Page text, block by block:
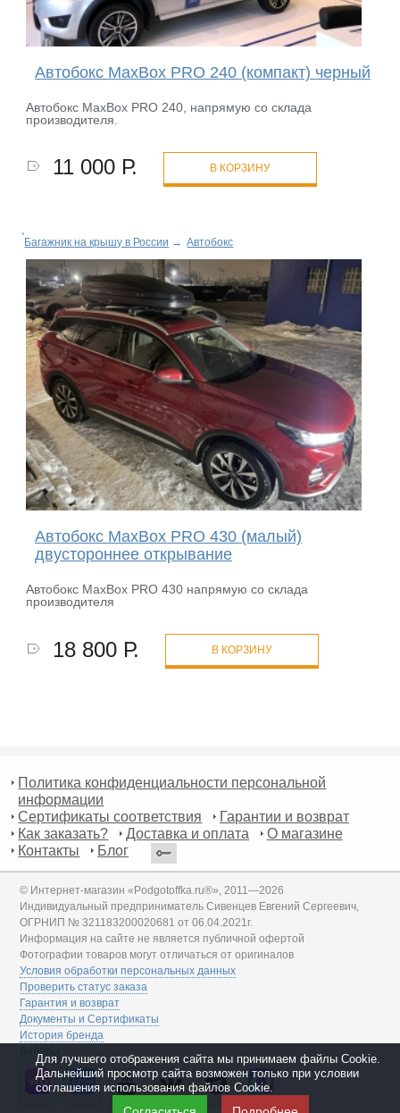
Автобокс MaxBox PRO 240 (компакт) черный
Автобокс MaxBox PRO 240, напрямую со склада
производителя.
11 000 Р. В КОРЗИНУ
Багажник на крышу в России → Автобокс
Автобокс MaxBox PRO 430 (малый)
двустороннее открывание
Автобокс MaxBox PRO 430 напрямую со склада
производителя
18 800 Р. В КОРЗИНУ
Политика конфиденциальности персональной
информации
Сертификаты соответствия
Гарантии и возврат
Как заказать?
Доставка и оплата
О магазине
Контакты
Блог
© Интернет-магазин «Podgotoffka.ru®», 2011—2026
Индивидуальный предприниматель Сивенцев Евгений Сергеевич,
ОГРНИП № 321183200020681 от 06.04.2021г.
Информация на сайте не является публичной офертой
Фотографии товаров могут отличаться от оригиналов
Условия обработки персональных данных
Проверить статус заказа
Гарантия и возврат
Документы и Сертификаты
История бренда
Для лучшего отображения сайта мы принимаем файлы Cookie.
Дальнейший просмотр сайта возможен только при условии
соглашения использования файлов Cookie.